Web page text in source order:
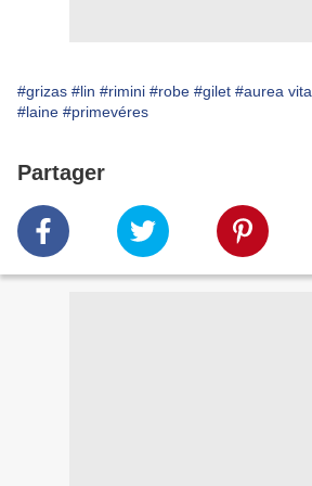
#grizas #lin #rimini #robe #gilet #aurea vita
#laine #primevéres
Partager